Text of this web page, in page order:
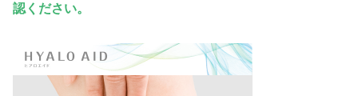
認ください。